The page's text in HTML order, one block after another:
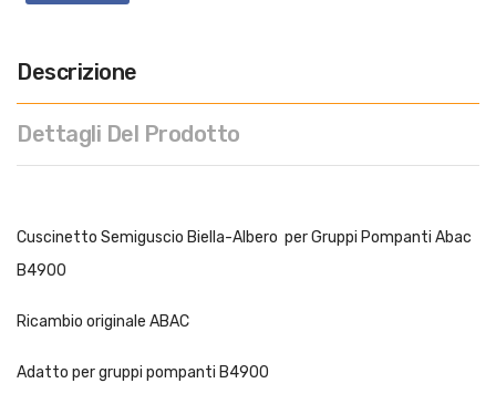
Descrizione
Dettagli Del Prodotto
Cuscinetto Semiguscio Biella-Albero per Gruppi Pompanti Abac
B4900
Ricambio originale ABAC
Adatto per gruppi pompanti B4900